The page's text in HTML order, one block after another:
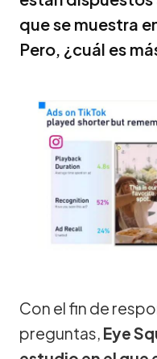
que se muestra
Pero, ¿cuál es
Con el fin de
preguntas, Eye